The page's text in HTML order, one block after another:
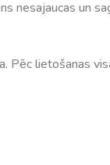
nesajaucas un
Pēc lietošanas